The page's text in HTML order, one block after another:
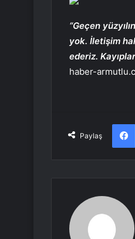
“Geçen
yok. İletişim
ederiz.
haber-
Paylaş